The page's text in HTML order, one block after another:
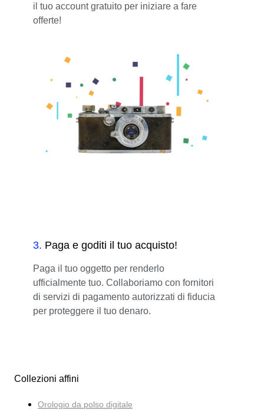
il tuo account gratuito per iniziare a fare
offerte!
3. Paga e goditi il tuo acquisto!
Paga il tuo oggetto per renderlo
ufficialmente tuo. Collaboriamo con fornitori
di servizi di pagamento autorizzati di fiducia
per proteggere il tuo denaro.
Collezioni affini
Orologio da polso digitale